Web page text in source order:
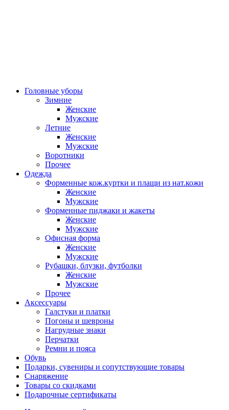
Головные уборы
Зимние
Женские
Мужские
Летние
Женские
Мужские
Воротники
Прочее
Одежда
Форменные кож.куртки и плащи из нат.кожи
Женские
Мужские
Форменные пиджаки и жакеты
Женские
Мужские
Офисная форма
Женские
Мужские
Рубашки, блузки, футболки
Женские
Мужские
Прочее
Аксессуары
Галстуки и платки
Погоны и шевроны
Нагрудные знаки
Перчатки
Ремни и пояса
Обувь
Подарки, сувениры и сопутствующие товары
Снаряжение
Товары со скидками
Подарочные сертификаты